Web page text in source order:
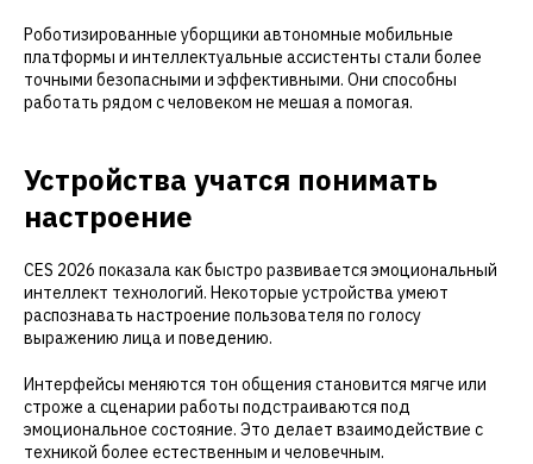
Роботизированные уборщики автономные мобильные
платформы и интеллектуальные ассистенты стали более
точными безопасными и эффективными. Они способны
работать рядом с человеком не мешая а помогая.
Устройства учатся понимать
настроение
CES 2026 показала как быстро развивается эмоциональный
интеллект технологий. Некоторые устройства умеют
распознавать настроение пользователя по голосу
выражению лица и поведению.
Интерфейсы меняются тон общения становится мягче или
строже а сценарии работы подстраиваются под
эмоциональное состояние. Это делает взаимодействие с
техникой более естественным и человечным.